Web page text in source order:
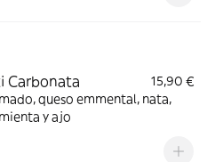
Carbonata
15,90 €
queso emmental, nata,
y ajo